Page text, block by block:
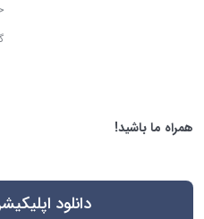
همراه ما باشید!
دانلود